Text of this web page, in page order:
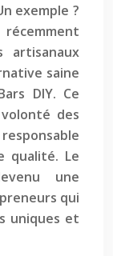
exemple ?
artisanaux
saine
DIY. Ce
des
qualité. Le
une
qui
uniques et